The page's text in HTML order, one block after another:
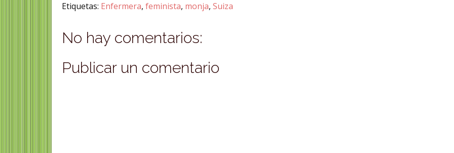
Etiquetas: Enfermera,feminista, monja,Suiza
No hay comentarios:
Publicar un comentario